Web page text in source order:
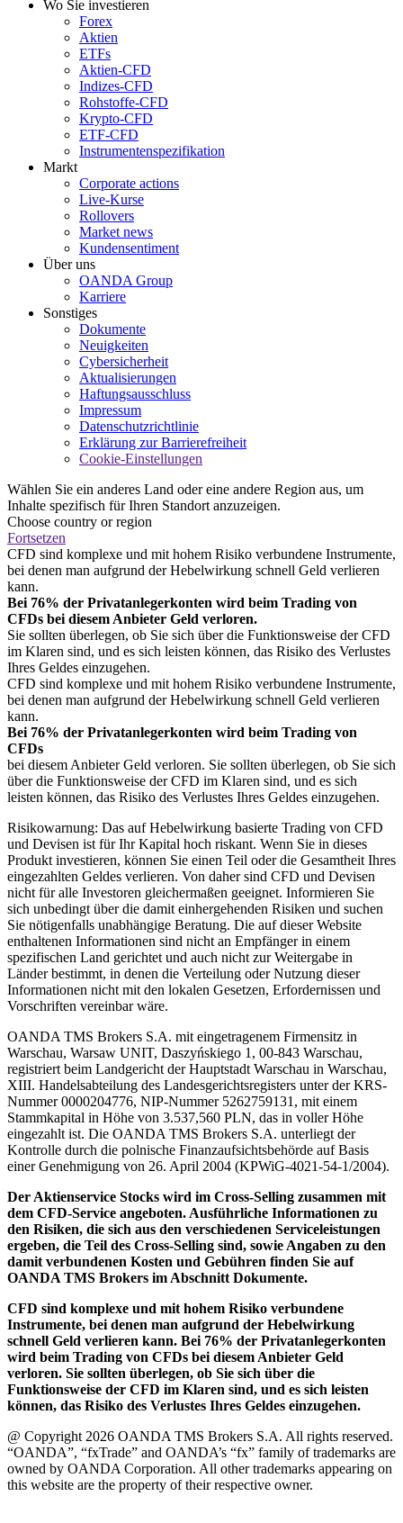
Wo Sie investieren
Forex
Aktien
ETFs
Aktien-CFD
Indizes-CFD
Rohstoffe-CFD
Krypto-CFD
ETF-CFD
Instrumentenspezifikation
Markt
Corporate actions
Live-Kurse
Rollovers
Market news
Kundensentiment
Über uns
OANDA Group
Karriere
Sonstiges
Dokumente
Neuigkeiten
Cybersicherheit
Aktualisierungen
Haftungsausschluss
Impressum
Datenschutzrichtlinie
Erklärung zur Barrierefreiheit
Cookie-Einstellungen
Wählen Sie ein anderes Land oder eine andere Region aus, um
Inhalte spezifisch für Ihren Standort anzuzeigen.
Choose country or region
Fortsetzen
CFD sind komplexe und mit hohem Risiko verbundene Instrumente,
bei denen man aufgrund der Hebelwirkung schnell Geld verlieren
kann.
Bei 76% der Privatanlegerkonten wird beim Trading von
CFDs bei diesem Anbieter Geld verloren.
Sie sollten überlegen, ob Sie sich über die Funktionsweise der CFD
im Klaren sind, und es sich leisten können, das Risiko des Verlustes
Ihres Geldes einzugehen.
CFD sind komplexe und mit hohem Risiko verbundene Instrumente,
bei denen man aufgrund der Hebelwirkung schnell Geld verlieren
kann.
Bei 76% der Privatanlegerkonten wird beim Trading von
CFDs
bei diesem Anbieter Geld verloren. Sie sollten überlegen, ob Sie sich
über die Funktionsweise der CFD im Klaren sind, und es sich
leisten können, das Risiko des Verlustes Ihres Geldes einzugehen.
Risikowarnung: Das auf Hebelwirkung basierte Trading von CFD
und Devisen ist für Ihr Kapital hoch riskant. Wenn Sie in dieses
Produkt investieren, können Sie einen Teil oder die Gesamtheit Ihres
eingezahlten Geldes verlieren. Von daher sind CFD und Devisen
nicht für alle Investoren gleichermaßen geeignet. Informieren Sie
sich unbedingt über die damit einhergehenden Risiken und suchen
Sie nötigenfalls unabhängige Beratung. Die auf dieser Website
enthaltenen Informationen sind nicht an Empfänger in einem
spezifischen Land gerichtet und auch nicht zur Weitergabe in
Länder bestimmt, in denen die Verteilung oder Nutzung dieser
Informationen nicht mit den lokalen Gesetzen, Erfordernissen und
Vorschriften vereinbar wäre.
OANDA TMS Brokers S.A. mit eingetragenem Firmensitz in
Warschau, Warsaw UNIT, Daszyńskiego 1, 00-843 Warschau,
registriert beim Landgericht der Hauptstadt Warschau in Warschau,
XIII. Handelsabteilung des Landesgerichtsregisters unter der KRS-
Nummer 0000204776, NIP-Nummer 5262759131, mit einem
Stammkapital in Höhe von 3.537,560 PLN, das in voller Höhe
eingezahlt ist. Die OANDA TMS Brokers S.A. unterliegt der
Kontrolle durch die polnische Finanzaufsichtsbehörde auf Basis
einer Genehmigung von 26. April 2004 (KPWiG-4021-54-1/2004).
Der Aktienservice Stocks wird im Cross-Selling zusammen mit
dem CFD-Service angeboten. Ausführliche Informationen zu
den Risiken, die sich aus den verschiedenen Serviceleistungen
ergeben, die Teil des Cross-Selling sind, sowie Angaben zu den
damit verbundenen Kosten und Gebühren finden Sie auf
OANDA TMS Brokers im Abschnitt Dokumente.
CFD sind komplexe und mit hohem Risiko verbundene
Instrumente, bei denen man aufgrund der Hebelwirkung
schnell Geld verlieren kann. Bei 76% der Privatanlegerkonten
wird beim Trading von CFDs bei diesem Anbieter Geld
verloren. Sie sollten überlegen, ob Sie sich über die
Funktionsweise der CFD im Klaren sind, und es sich leisten
können, das Risiko des Verlustes Ihres Geldes einzugehen.
@ Copyright 2026 OANDA TMS Brokers S.A. All rights reserved.
“OANDA”, “fxTrade” and OANDA’s “fx” family of trademarks are
owned by OANDA Corporation. All other trademarks appearing on
this website are the property of their respective owner.